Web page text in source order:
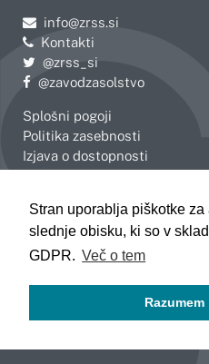
Stran uporablja piškotke za
slednje obisku, ki so v
GDPR. Več o tem
Razumem
Pošljite e-mail na
info@zrss.si
Kontakti
Pojdite na Twitter:
@zrss_si
Pojdite na Facebook:
@zavodzasolstvo
Splošni pogoji
Politika zasebnosti
Izjava o dostopnosti
Celje
Koper
Kranj